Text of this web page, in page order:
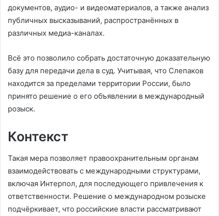
документов, аудио- и видеоматериалов, а также анализ
публичных высказываний, распространённых в
различных медиа-каналах.
Всё это позволило собрать достаточную доказательную
базу для передачи дела в суд. Учитывая, что Слепаков
находится за пределами территории России, было
принято решение о его объявлении в международный
розыск.
Контекст
Такая мера позволяет правоохранительным органам
взаимодействовать с международными структурами,
включая Интерпол, для последующего привлечения к
ответственности. Решение о международном розыске
подчёркивает, что российские власти рассматривают